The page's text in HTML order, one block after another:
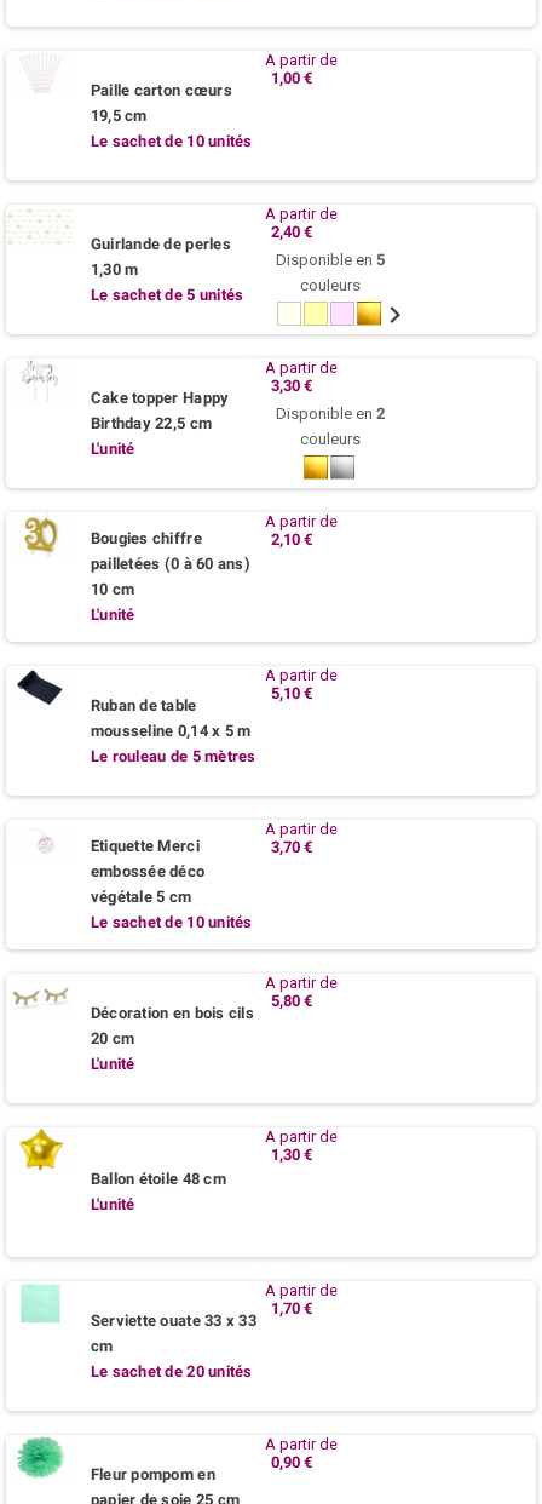
Paille carton cœurs
19,5 cm
Le sachet de 10 unités
A partir de
1,00 €
Guirlande de perles
1,30 m
Le sachet de 5 unités
A partir de
2,40 €
Disponible en 5
couleurs
IvoireRose
poudre
Or Argent
Cake topper Happy
Birthday 22,5 cm
L'unité
A partir de
3,30 €
Disponible en 2
couleurs
Or Argent
Bougies chiffre
pailletées (0 à 60 ans)
10 cm
L'unité
A partir de
2,10 €
Ruban de table
mousseline 0,14 x 5 m
Le rouleau de 5 mètres
A partir de
5,10 €
Etiquette Merci
embossée déco
végétale 5 cm
Le sachet de 10 unités
A partir de
3,70 €
Décoration en bois cils
20 cm
L'unité
A partir de
5,80 €
Ballon étoile 48 cm
L'unité
A partir de
1,30 €
Serviette ouate 33 x 33
cm
Le sachet de 20 unités
A partir de
1,70 €
Fleur pompom en
papier de soie 25 cm
A partir de
0,90 €